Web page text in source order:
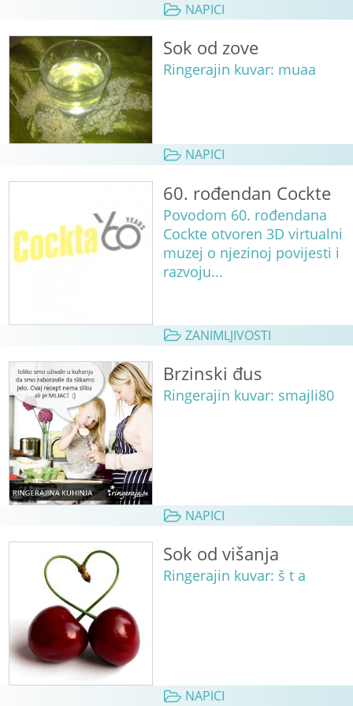
NAPICI
Sok od zove
Ringerajin kuvar: muaa
NAPICI
60. rođendan Cockte
Povodom 60. rođendana
Cockte otvoren 3D virtualni
muzej o njezinoj povijesti i
razvoju...
ZANIMLJIVOSTI
Brzinski đus
Ringerajin kuvar: smajli80
NAPICI
Sok od višanja
Ringerajin kuvar: š t a
NAPICI